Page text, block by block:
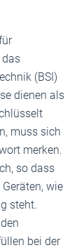
das
(BSI)
dienen als
muss sich
­merken.
so dass
wie
steht.
bei der